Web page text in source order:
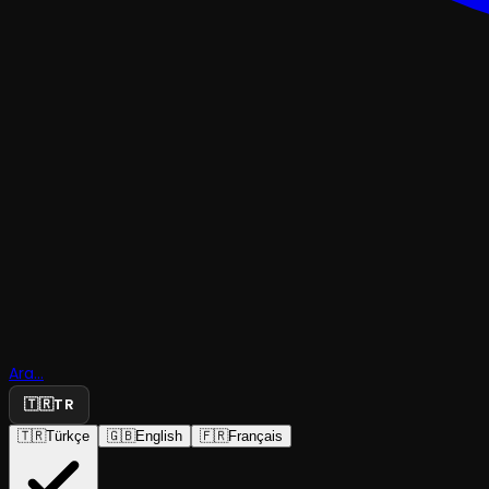
Ara...
🇹🇷TR
🇹🇷Türkçe 🇬🇧English 🇫🇷Français
Sıfır Telaş